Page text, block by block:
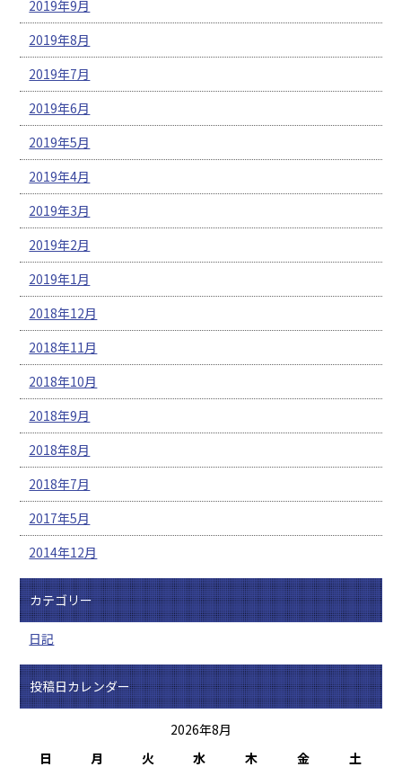
2019年9月
2019年8月
2019年7月
2019年6月
2019年5月
2019年4月
2019年3月
2019年2月
2019年1月
2018年12月
2018年11月
2018年10月
2018年9月
2018年8月
2018年7月
2017年5月
2014年12月
カテゴリー
日記
投稿日カレンダー
2026年8月
日
月 火 水 木 金 土